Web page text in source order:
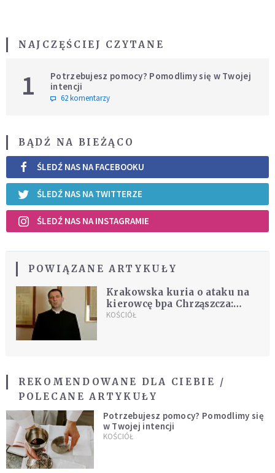
NAJCZĘŚCIEJ CZYTANE
1
Potrzebujesz pomocy? Pomodlimy się w Twojej
intencji
62 komentarzy
BĄDŹ NA BIEŻĄCO
ŚLEDŹ NAS NA FACEBOOKU
ŚLEDŹ NAS NA TWITTERZE
ŚLEDŹ NAS NA INSTAGRAMIE
POWIĄZANE ARTYKUŁY
Krakowska kuria o ataku na
kierowcę bpa Chrząszcza:
kolejny atak, tym razem
KOŚCIÓŁ
REKOMENDOWANE DLA CIEBIE /
POLECANE ARTYKUŁY
Potrzebujesz pomocy? Pomodlimy się
w Twojej intencji
KOŚCIÓŁ